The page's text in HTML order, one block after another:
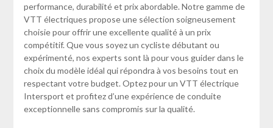
performance, durabilité et prix abordable. Notre gamme de
VTT électriques propose une sélection soigneusement
choisie pour offrir une excellente qualité à un prix
compétitif. Que vous soyez un cycliste débutant ou
expérimenté, nos experts sont là pour vous guider dans le
choix du modèle idéal qui répondra à vos besoins tout en
respectant votre budget. Optez pour un VTT électrique
Intersport et profitez d’une expérience de conduite
exceptionnelle sans compromis sur la qualité.